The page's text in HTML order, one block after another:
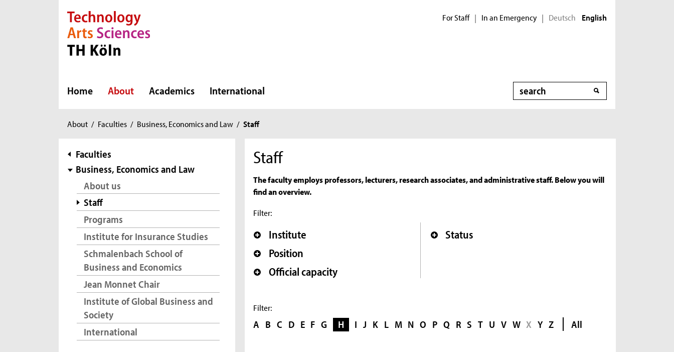
Direkt zur Hauptnavigation
Direkt zur Subnavigation
Direkt zum Inhalt
Direkt zum Fußbereich For Staff | In an Emergency | Deutsch English
Home About Academics International Search
You
here:
About / Faculties / Business, Economics and Law / Staff
subnavigation
Faculties
Business, Economics and Law
About us
Staff
Programs
Institute for Insurance Studies
Schmalenbach School of
Business and Economics
Jean Monnet Chair
Institute of Global Business and
Society
International
Staff
The faculty employs professors, lecturers, research associates, and administrative staff. Below you will
find an overview.
Filter:
Institute
Position
Official capacity
Status
Filter:
A B C D E F G H I J K L M N O P Q R S T U V W X Y Z All